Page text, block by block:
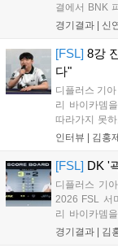
결에서 BNK
달리가 제대
경기결과 | 신
[FSL] 8강
다"
디플러스 기
리 바이카뎀
따라가지 못
3세트를 기점
4:1이라는 큰
인터뷰 | 김홍제
[FSL] DK '
디플러스 기
2026 FSL 서
리 바이카뎀
전에 성공하
경기결과 | 김